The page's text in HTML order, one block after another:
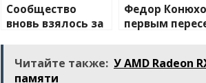
Сообщество
вновь взялось за
разъема 12V-2×6
Федор
первым
весельной
Читайте также: У AMD Radeon
памяти